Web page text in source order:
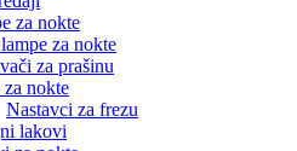
za nokte
za nokte
za prašinu
za nokte
Nastavci za frezu
lakovi